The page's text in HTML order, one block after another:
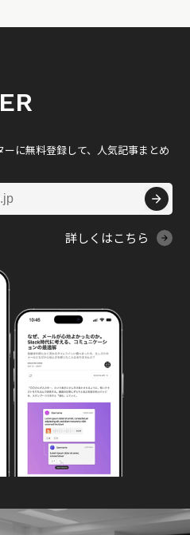
に無料登録して、人気記事まとめ
詳しくはこちら